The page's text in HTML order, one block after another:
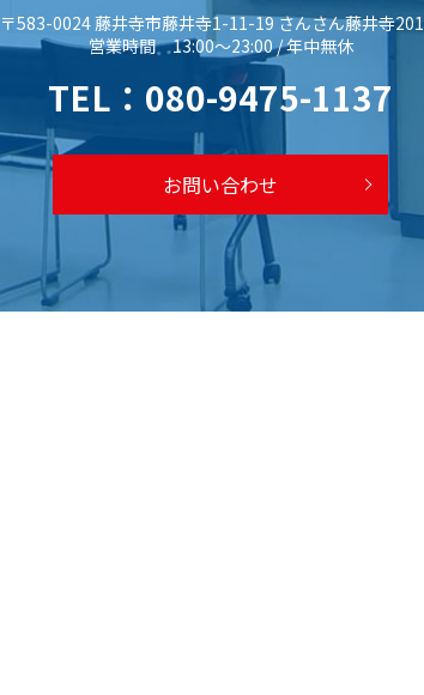
〒583-0024 藤井寺市藤井寺1-11-19 さんさん藤井寺
営業時間 13:00～23:00 / 年中無休
TEL： 080-9475-1137
お問い合わせ